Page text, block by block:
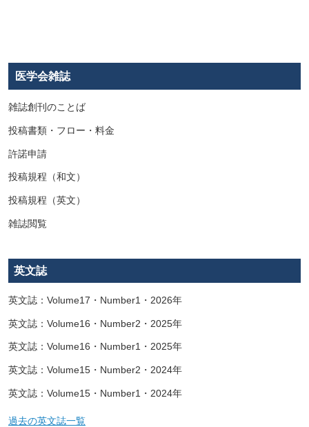
医学会雑誌
雑誌創刊のことば
投稿書類・フロー・料金
許諾申請
投稿規程（和文）
投稿規程（英文）
雑誌閲覧
英文誌
英文誌：Volume17・Number1・2026年
英文誌：Volume16・Number2・2025年
英文誌：Volume16・Number1・2025年
英文誌：Volume15・Number2・2024年
英文誌：Volume15・Number1・2024年
過去の英文誌一覧